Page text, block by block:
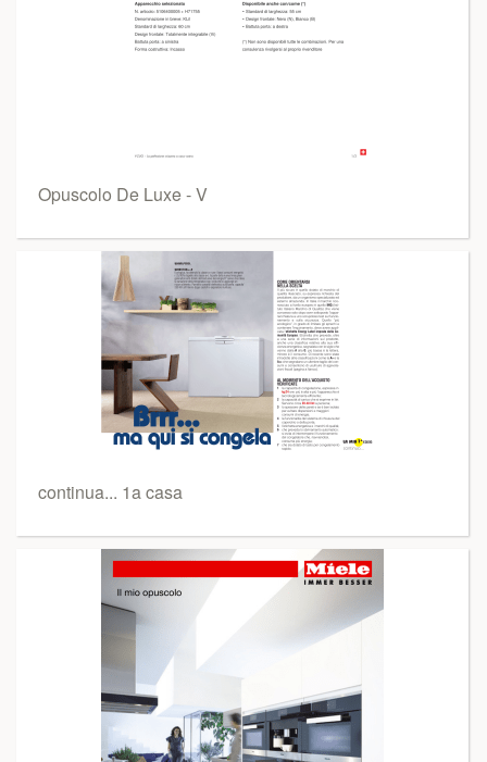
Opuscolo De Luxe - V
continua... 1a casa